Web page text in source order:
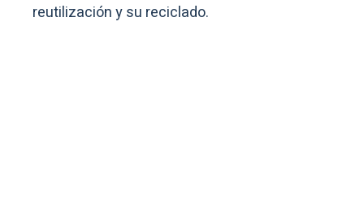
reutilización y su reciclado.